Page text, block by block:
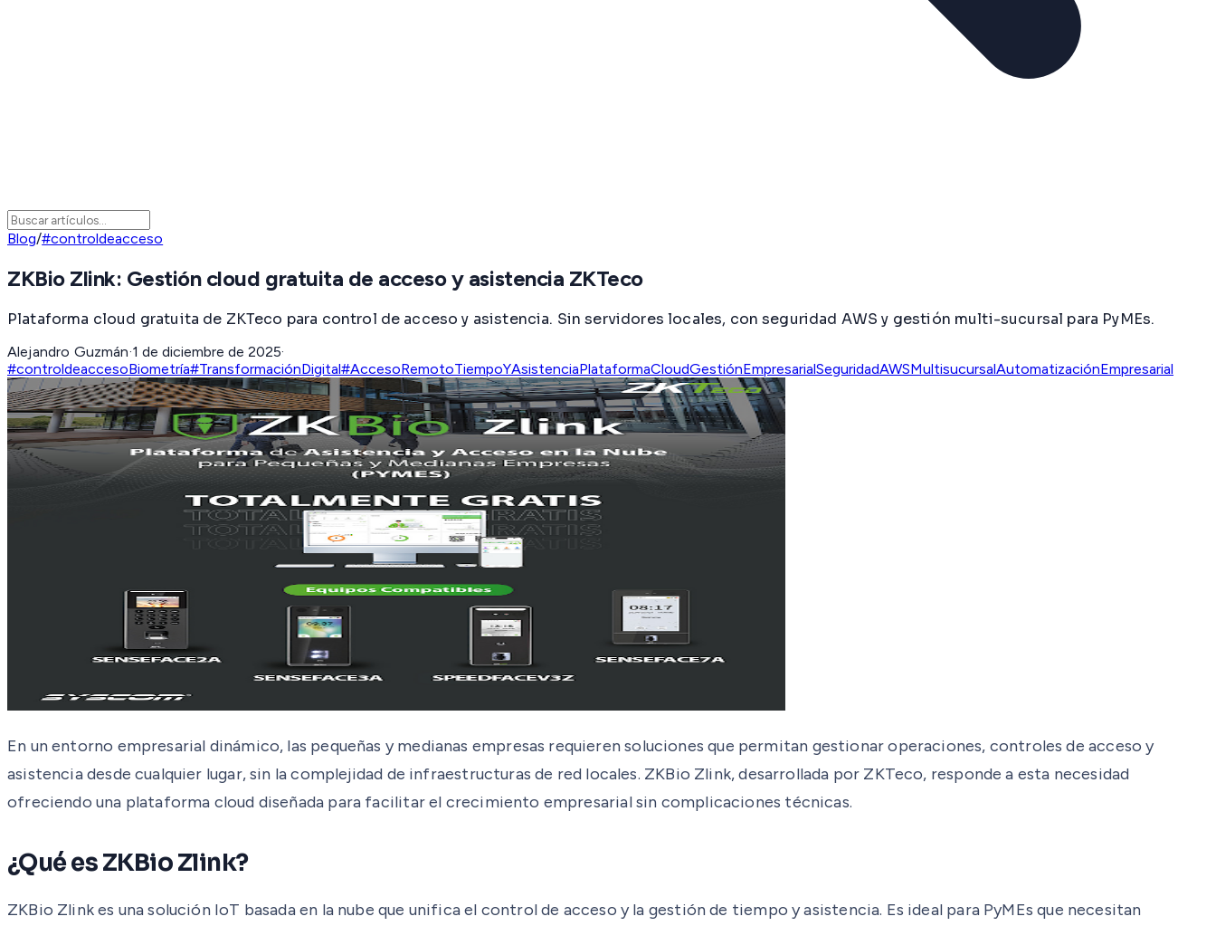
Blog/#controldeacceso
ZKBio Zlink: Gestión cloud gratuita de acceso y asistencia ZKTeco
Plataforma cloud gratuita de ZKTeco para control de acceso y asistencia. Sin servidores locales, con seguridad AWS y gestión multi-sucursal para PyMEs.
Alejandro Guzmán·1 de diciembre de 2025·
#controldeaccesoBiometría#TransformaciónDigital#AccesoRemotoTiempoYAsistenciaPlataformaCloudGestiónEmpresarialSeguridadAWSMultisucursalAutomatizaciónEmpresarial
En un entorno empresarial dinámico, las pequeñas y medianas empresas requieren soluciones que permitan gestionar operaciones, controles de acceso y
asistencia desde cualquier lugar, sin la complejidad de infraestructuras de red locales. ZKBio Zlink, desarrollada por ZKTeco, responde a esta necesidad
ofreciendo una plataforma cloud diseñada para facilitar el crecimiento empresarial sin complicaciones técnicas.
¿Qué es ZKBio Zlink?
ZKBio Zlink es una solución IoT basada en la nube que unifica el control de acceso y la gestión de tiempo y asistencia. Es ideal para PyMEs que necesitan